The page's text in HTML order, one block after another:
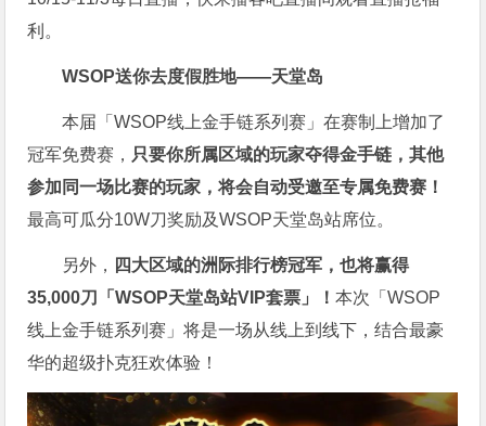
利。
WSOP送你去度假胜地——天堂岛
本届「WSOP线上金手链系列赛」在赛制上增加了
冠军免费赛， 只要你所属区域的玩家夺得金手链，其他
参加同一场比赛的玩家，将会自动受邀至专属免费赛！
最高可瓜分10W刀奖励及WSOP天堂岛站席位。
另外， 四大区域的洲际排行榜冠军，也将赢得
35,000刀「WSOP天堂岛站VIP套票」！本次「WSOP
线上金手链系列赛」将是一场从线上到线下，结合最豪
华的超级扑克狂欢体验！